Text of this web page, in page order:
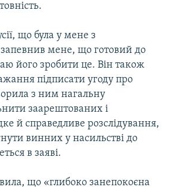
що була у мене з
мене, що готовий до
його зробити це. Він також
підписати угоду про
з ним нагальну
заарештованих і
й справедливе розслідування,
винних у насильстві до
в заяві.
що «глибоко занепокоєна